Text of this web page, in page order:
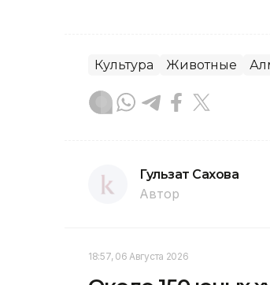
Культура Животные
Гульзат Сахова
Автор
18:57, 06 Августа 2026